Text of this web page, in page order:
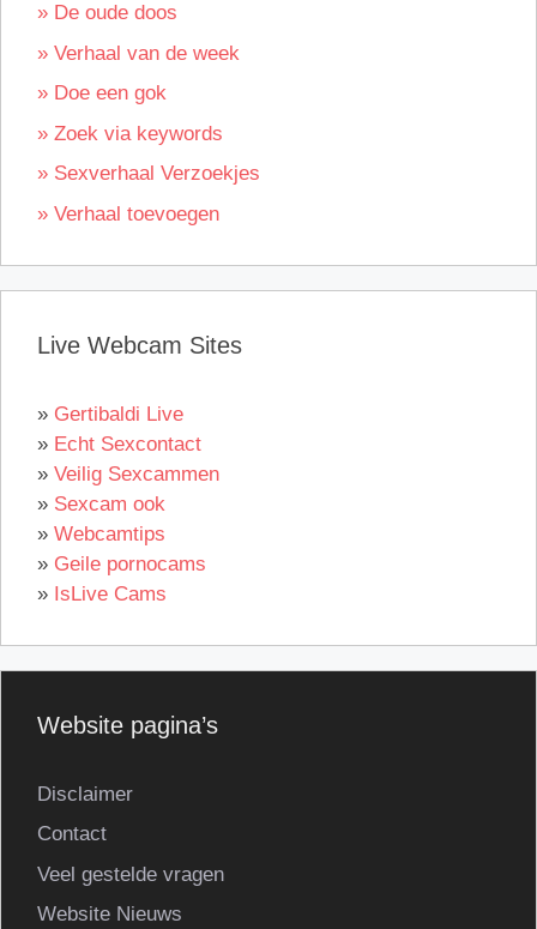
» De oude doos
» Verhaal van de week
» Doe een gok
» Zoek via keywords
» Sexverhaal Verzoekjes
» Verhaal toevoegen
Live Webcam Sites
» Gertibaldi Live
» Echt Sexcontact
» Veilig Sexcammen
» Sexcam ook
» Webcamtips
» Geile pornocams
» IsLive Cams
Website pagina’s
Disclaimer
Contact
Veel gestelde vragen
Website Nieuws